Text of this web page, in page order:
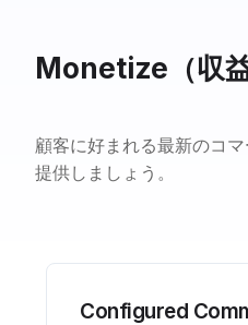
Monetize（収益
顧客に好まれる最新のコ
提供しましょう。
Configured